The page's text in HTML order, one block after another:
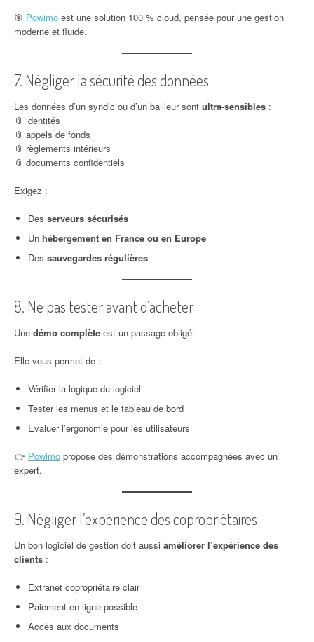
🎯 Powimo est une solution 100 % cloud, pensée pour une gestion
moderne et fluide.
7. Négliger la sécurité des données
Les données d’un syndic ou d’un bailleur sont ultra-sensibles :
📎 identités
📎 appels de fonds
📎 règlements intérieurs
📎 documents confidentiels
Exigez :
Des serveurs sécurisés
Un hébergement en France ou en Europe
Des sauvegardes régulières
8. Ne pas tester avant d’acheter
Une démo complète est un passage obligé.
Elle vous permet de :
Vérifier la logique du logiciel
Tester les menus et le tableau de bord
Evaluer l’ergonomie pour les utilisateurs
👉 Powimo propose des démonstrations accompagnées avec un
expert.
9. Négliger l’expérience des copropriétaires
Un bon logiciel de gestion doit aussi améliorer l’expérience des
clients :
Extranet copropriétaire clair
Paiement en ligne possible
Accès aux documents